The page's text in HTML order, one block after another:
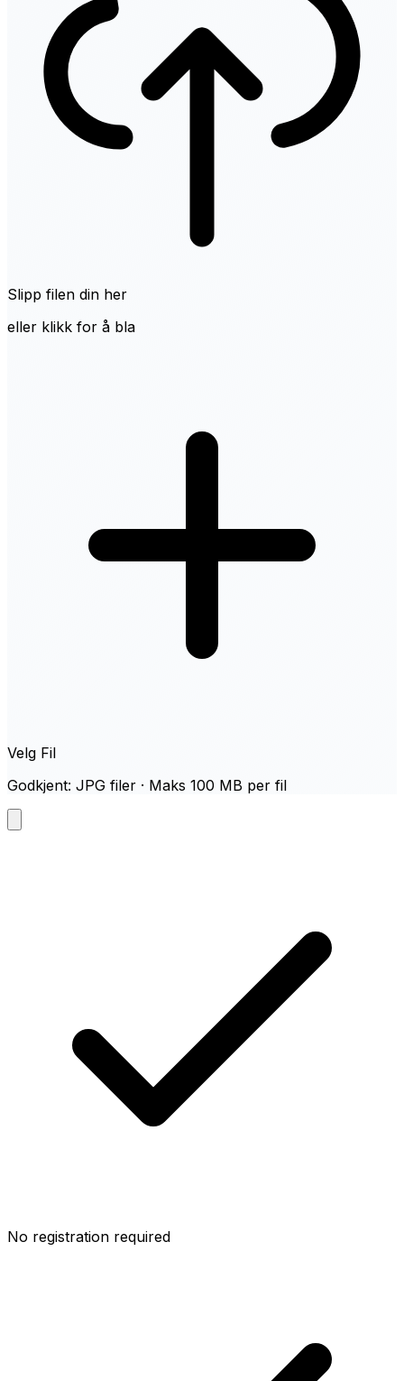
Slipp filen din her
eller klikk for å bla
Velg Fil
Godkjent: JPG filer · Maks 100 MB per fil
No registration required